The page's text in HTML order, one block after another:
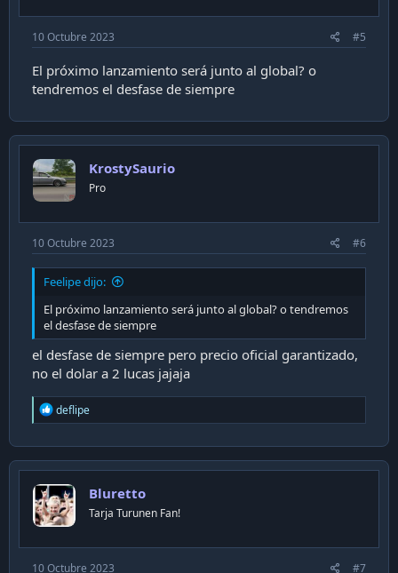
10 Octubre 2023 #5
El próximo lanzamiento será junto al global? o
tendremos el desfase de siempre
KrostySaurio
Pro
10 Octubre 2023 #6
Feelipe dijo:
El próximo lanzamiento será junto al global? o tendremos
el desfase de siempre
el desfase de siempre pero precio oficial garantizado,
no el dolar a 2 lucas jajaja
R
e
c
t
o
n
s
deflipe
Bluretto
Tarja Turunen Fan!
10 Octubre 2023 #7